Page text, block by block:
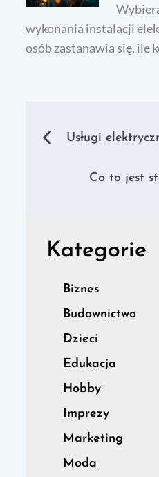
wykonania instalacji
osób zastanawia się, ile
wpisu
Usługi
Co to jest
Kategorie
Biznes
Budownictwo
Dzieci
Edukacja
Hobby
Imprezy
Marketing
Moda